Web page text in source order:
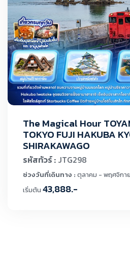
The Magical Hour
TOKYO FUJI HAKUBA
SHIRAKAWAGO
รหัสทัวร์ : JTG298
ช่วงวันที่เดินทาง : ตุลาคม - พฤศจิกา
เริ่มต้น 43,888.-